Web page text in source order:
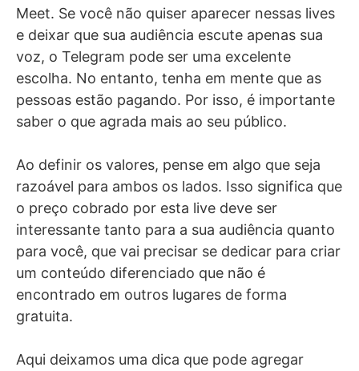
Meet. Se você não quiser aparecer nessas lives
e deixar que sua audiência escute apenas sua
voz, o Telegram pode ser uma excelente
escolha. No entanto, tenha em mente que as
pessoas estão pagando. Por isso, é importante
saber o que agrada mais ao seu público.
Ao definir os valores, pense em algo que seja
razoável para ambos os lados. Isso significa que
o preço cobrado por esta live deve ser
interessante tanto para a sua audiência quanto
para você, que vai precisar se dedicar para criar
um conteúdo diferenciado que não é
encontrado em outros lugares de forma
gratuita.
Aqui deixamos uma dica que pode agregar